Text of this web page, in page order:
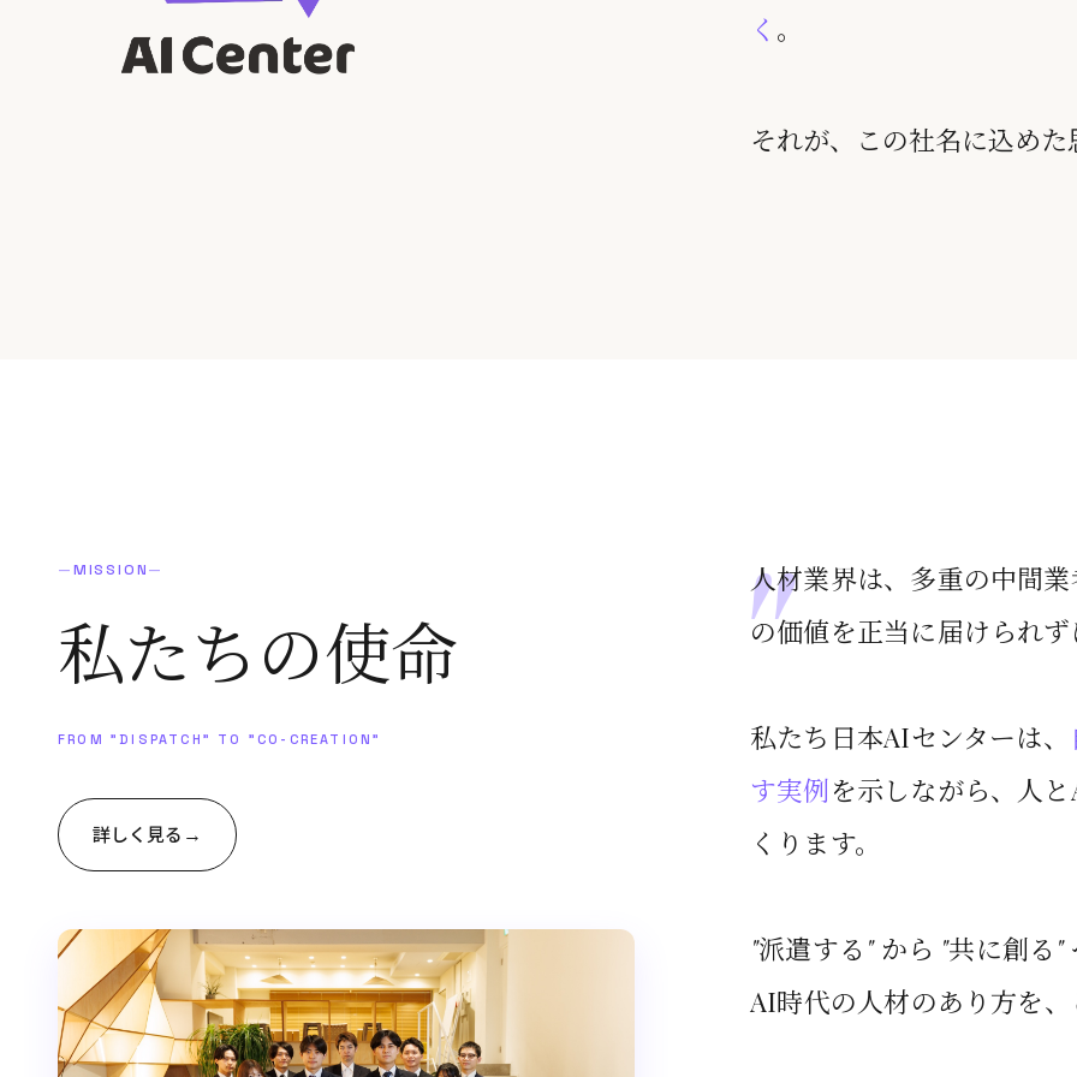
く 。
それが、この社名に込めた
—MISSION—
私たちの使命
FROM "DISPATCH" TO "CO-CREATION"
詳しく見る →
"
人材業界は、多重の中間
の価値を正当に届けられず
私たち日本AIセンターは、
す実例を示しながら、人
くります。
"派遣する "から "共に創る "
AI時代の人材のあり方を、